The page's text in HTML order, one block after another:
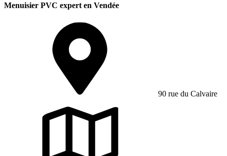
Menuisier PVC expert en Vendée
90 rue du Calvaire